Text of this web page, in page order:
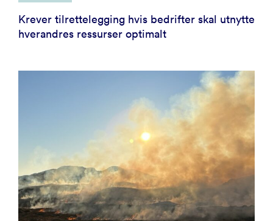
Krever tilrettelegging hvis bedrifter skal utnytte
hverandres ressurser optimalt